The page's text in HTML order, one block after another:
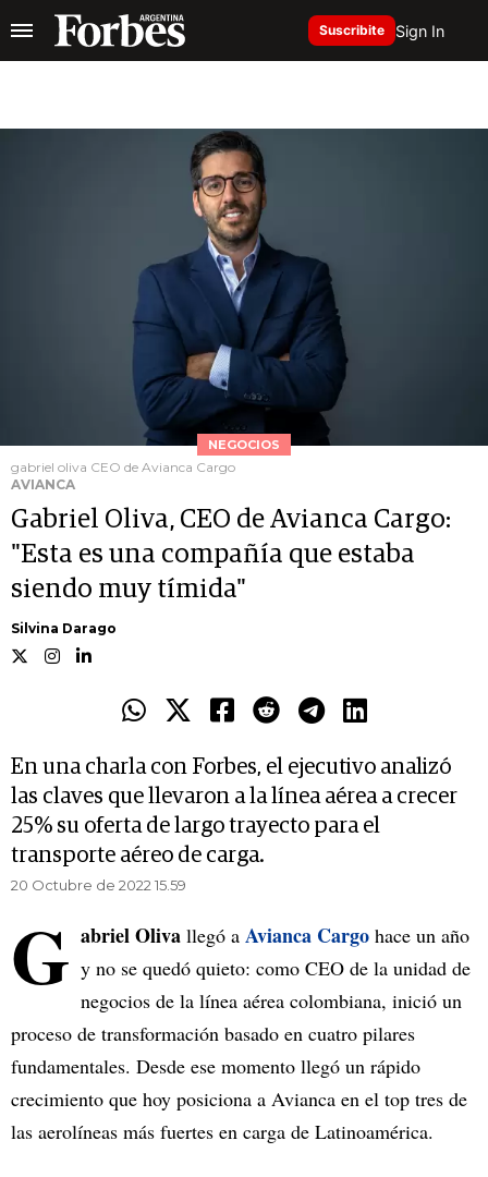
Suscribite Sign In
NEGOCIOS
gabriel oliva CEO de Avianca Cargo
AVIANCA
Gabriel Oliva, CEO de Avianca Cargo:
"Esta es una compañía que estaba
siendo muy tímida"
Silvina Darago
En una charla con Forbes, el ejecutivo analizó
las claves que llevaron a la línea aérea a crecer
25% su oferta de largo trayecto para el
transporte aéreo de carga.
20 Octubre de 2022 15.59
G abriel Oliva llegó a Avianca Cargo hace un año
y no se quedó quieto: como CEO de la unidad de
negocios de la línea aérea colombiana, inició un
proceso de transformación basado en cuatro pilares
fundamentales. Desde ese momento llegó un rápido
crecimiento que hoy posiciona a Avianca en el top tres de
las aerolíneas más fuertes en carga de Latinoamérica.